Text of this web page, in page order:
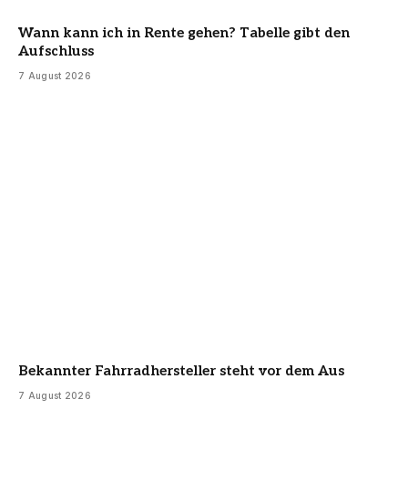
Wann kann ich in Rente gehen? Tabelle gibt den
Aufschluss
7 August 2026
Bekannter Fahrradhersteller steht vor dem Aus
7 August 2026